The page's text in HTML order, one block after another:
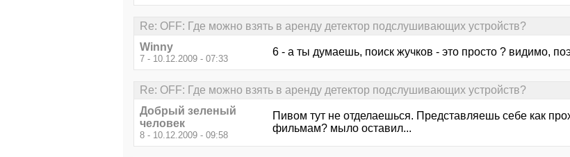
Re: OFF: Где можно взять в аренду детектор подслушивающих устройств?
Winny
7 - 10.12.2009 - 07:33
6 - а ты думаешь, поиск жучков - это просто ? видимо,
Re: OFF: Где можно взять в аренду детектор подслушивающих устройств?
Добрый зеленый
человек
8 - 10.12.2009 - 09:58
Пивом тут не отделаешься. Представляешь себе как
фильмам? мыло оставил...